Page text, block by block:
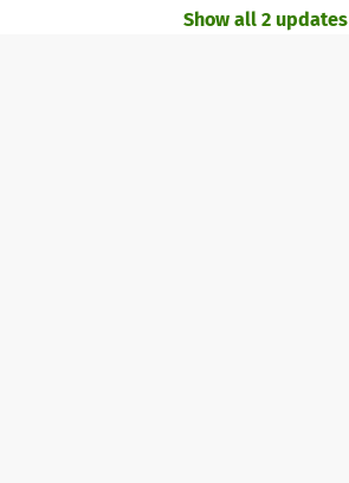
Show all 2 updates